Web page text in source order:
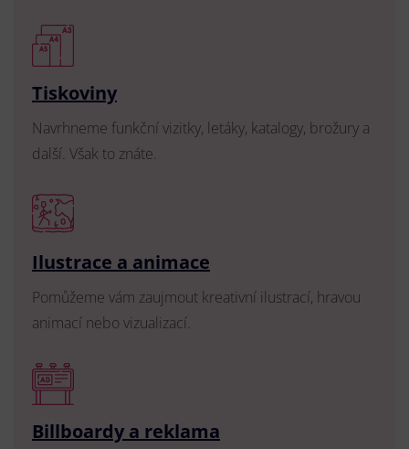
Tiskoviny
Navrhneme funkční vizitky, letáky, katalogy, brožury a
další. Však to znáte.
Ilustrace a animace
Pomůžeme vám zaujmout kreativní ilustrací, hravou
animací nebo vizualizací.
Billboardy a reklama